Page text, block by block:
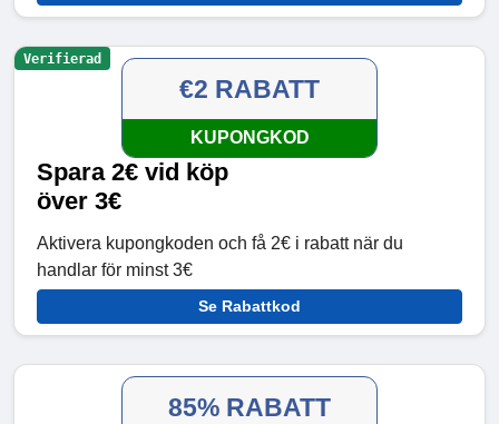
€2 RABATT
KUPONGKOD
Spara 2€ vid köp
över 3€
Aktivera kupongkoden och få 2€ i rabatt när du
handlar för minst 3€
Se Rabattkod
Verifierad
85% RABATT